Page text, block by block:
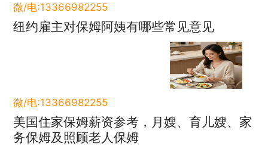
微/电:13366982255
纽约雇主对保姆阿姨有哪些常见意见
微/电:13366982255
美国住家保姆薪资参考，月嫂、育儿嫂、家
务保姆及照顾老人保姆